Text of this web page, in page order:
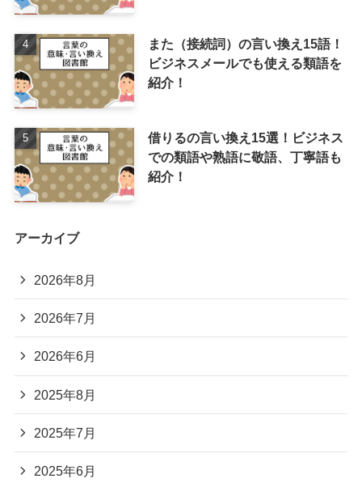
また（接続詞）の言い換え15語！
ビジネスメールでも使える類語を
紹介！
借りるの言い換え15選！ビジネス
での類語や熟語に敬語、丁寧語も
紹介！
アーカイブ
2026年8月
2026年7月
2026年6月
2025年8月
2025年7月
2025年6月